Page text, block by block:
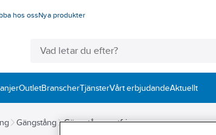
hos ossNya produkter
OutletBranscherTjänsterVårt erbjudandeAktuellt
Gängstång Gängstång rostfri